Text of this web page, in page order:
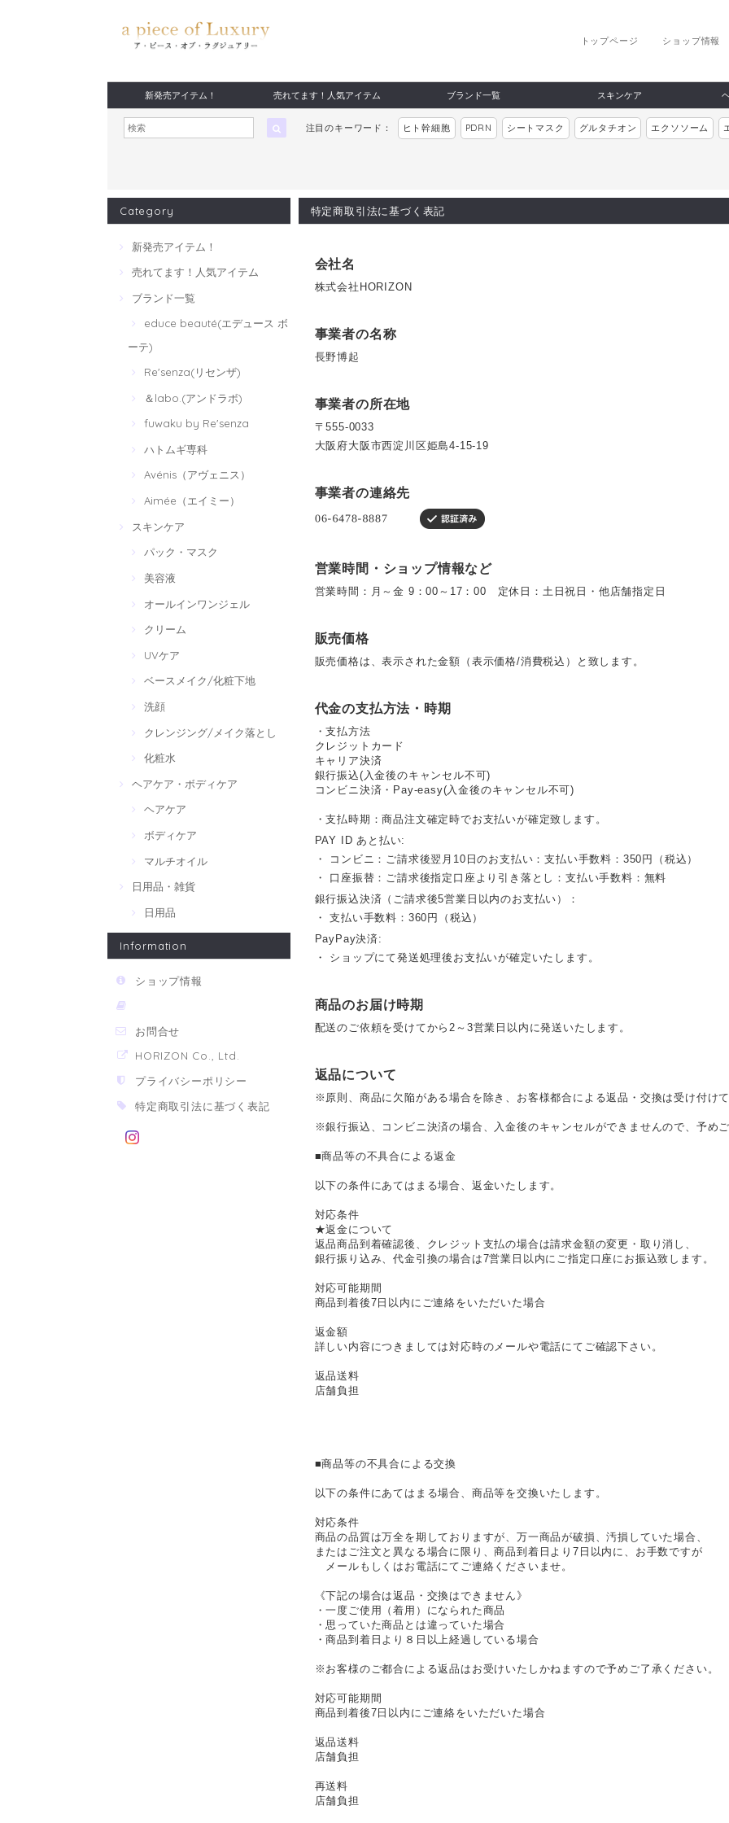
ショップ情報
トップページ
新発売アイテム！ 売れてます！人気アイテム ブランド一覧 スキンケア
注目のキーワード： ヒト幹細胞 PDRN シートマスク グルタチオン エクソソーム
Category
新発売アイテム！
売れてます！人気アイテム
ブランド一覧
educe beauté(エデュース ボ
ーテ)
Re'senza(リセンザ)
＆labo.(アンドラボ)
fuwaku by Re'senza
ハトムギ専科
Avénis（アヴェニス）
Aimée（エイミー）
スキンケア
パック・マスク
美容液
オールインワンジェル
クリーム
UVケア
ベースメイク/化粧下地
洗顔
クレンジング/メイク落とし
化粧水
ヘアケア・ボディケア
ヘアケア
ボディケア
マルチオイル
日用品・雑貨
日用品
Information
ショップ情報
お問合せ
HORIZON Co., Ltd.
プライバシーポリシー
特定商取引法に基づく表記
特定商取引法に基づく表記
会社名
株式会社HORIZON
事業者の名称
長野博起
事業者の所在地
〒555-0033
大阪府大阪市西淀川区姫島4-15-19
事業者の連絡先
営業時間・ショップ情報など
営業時間：月～金 9：00～17：00 定休日：土日祝日・他店舗指定日
販売価格
販売価格は、表示された金額（表示価格/消費税込）と致します。
代金の支払方法・時期
・支払方法
クレジットカード
キャリア決済
銀行振込(入金後のキャンセル不可)
コンビニ決済・Pay-easy(入金後のキャンセル不可)
・支払時期：商品注文確定時でお支払いが確定致します。
PAY ID あと払い:
・ コンビニ：ご請求後翌月10日のお支払い：支払い手数料：350円（税込）
・ 口座振替：ご請求後指定口座より引き落とし：支払い手数料：無料
銀行振込決済（ご請求後5営業日以内のお支払い）：
・ 支払い手数料：360円（税込）
PayPay決済:
・ ショップにて発送処理後お支払いが確定いたします。
商品のお届け時期
配送のご依頼を受けてから2～3営業日以内に発送いたします。
返品について
※原則、商品に欠陥がある場合を除き、お客様都合による返品・交換は受け付けて
※銀行振込、コンビニ決済の場合、入金後のキャンセルができませんので、予めご
■商品等の不具合による返金
以下の条件にあてはまる場合、返金いたします。
対応条件
★返金について
返品商品到着確認後、クレジット支払の場合は請求金額の変更・取り消し、
銀行振り込み、代金引換の場合は7営業日以内にご指定口座にお振込致します。
対応可能期間
商品到着後7日以内にご連絡をいただいた場合
返金額
詳しい内容につきましては対応時のメールや電話にてご確認下さい。
返品送料
店舗負担
■商品等の不具合による交換
以下の条件にあてはまる場合、商品等を交換いたします。
対応条件
商品の品質は万全を期しておりますが、万一商品が破損、汚損していた場合、
またはご注文と異なる場合に限り、商品到着日より7日以内に、お手数ですが
メールもしくはお電話にてご連絡くださいませ。
《下記の場合は返品・交換はできません》
・一度ご使用（着用）になられた商品
・思っていた商品とは違っていた場合
・商品到着日より８日以上経過している場合
※お客様のご都合による返品はお受けいたしかねますので予めご了承ください。
対応可能期間
商品到着後7日以内にご連絡をいただいた場合
返品送料
店舗負担
再送料
店舗負担